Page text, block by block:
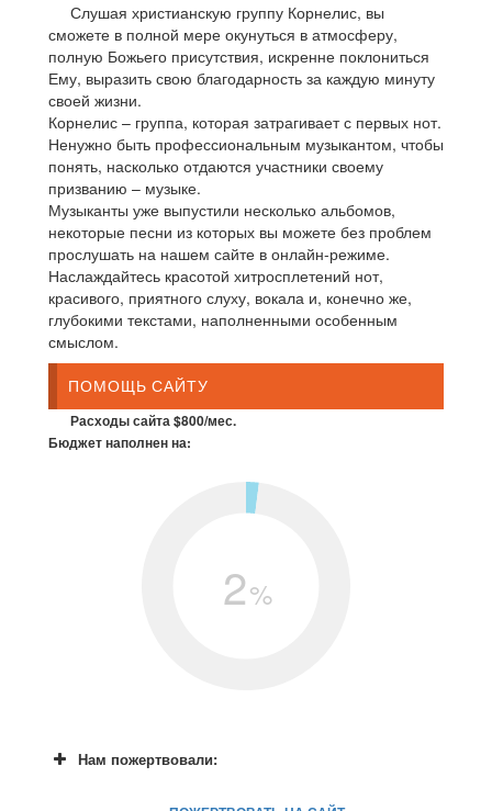
Слушая христианскую группу Корнелис, вы
сможете в полной мере окунуться в атмосферу,
полную Божьего присутствия, искренне поклониться
Ему, выразить свою благодарность за каждую минуту
своей жизни.
Корнелис – группа, которая затрагивает с первых нот.
Ненужно быть профессиональным музыкантом, чтобы
понять, насколько отдаются участники своему
призванию – музыке.
Музыканты уже выпустили несколько альбомов,
некоторые песни из которых вы можете без проблем
прослушать на нашем сайте в онлайн-режиме.
Наслаждайтесь красотой хитросплетений нот,
красивого, приятного слуху, вокала и, конечно же,
глубокими текстами, наполненными особенным
смыслом.
ПОМОЩЬ САЙТУ
Расходы сайта $800/мес.
Бюджет наполнен на:
2%
Нам пожертвовали: